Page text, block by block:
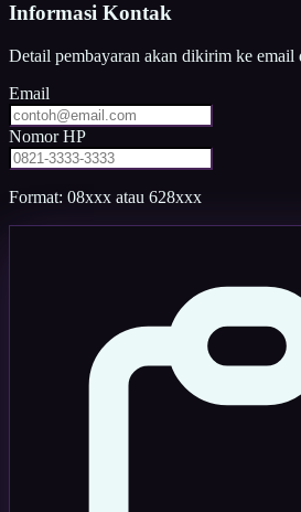
Informasi Kontak
Detail pembayaran akan dikirim ke email
Email
Nomor HP
Format: 08xxx atau 628xxx